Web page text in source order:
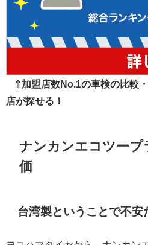
⇑加盟店数No.1の車検の比較
店が探せる！
ナンカンエコツープ
価
台湾製ということで不安